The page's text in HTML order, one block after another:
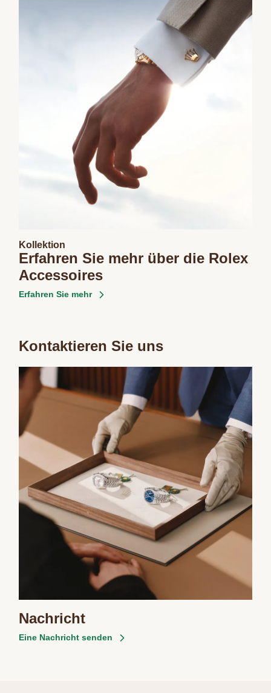
Kollektion
Erfahren Sie mehr über die Rolex
Accessoires
Erfahren Sie mehr
Kontaktieren Sie uns
Nachricht
Eine Nachricht senden